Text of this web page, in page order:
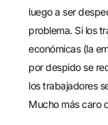
luego a ser
problema. Si los
económicas (la
por despido se
los trabajadores
Mucho más caro